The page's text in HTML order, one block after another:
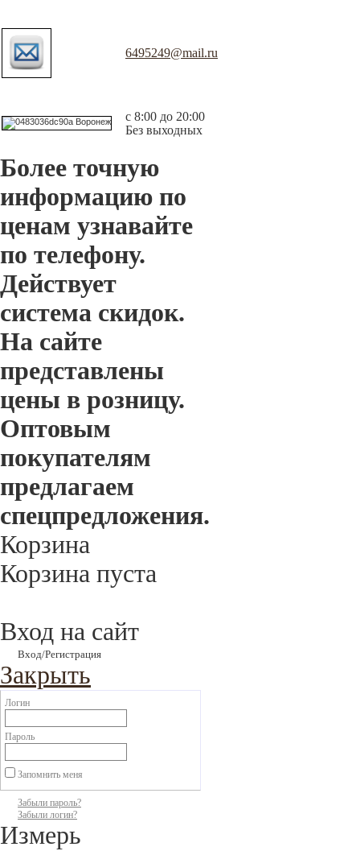
6495249@mail.ru
с 8:00 до 20:00
Без выходных
Более точную
информацию по
ценам узнавайте
по телефону.
Действует
система скидок.
На сайте
представлены
цены в розницу.
Оптовым
покупателям
предлагаем
спецпредложения.
Корзина
Корзина пуста
Вход на сайт
Вход/Регистрация
Закрыть
Логин
Пароль
Запомнить меня
Забыли пароль?
Забыли логин?
Измерь